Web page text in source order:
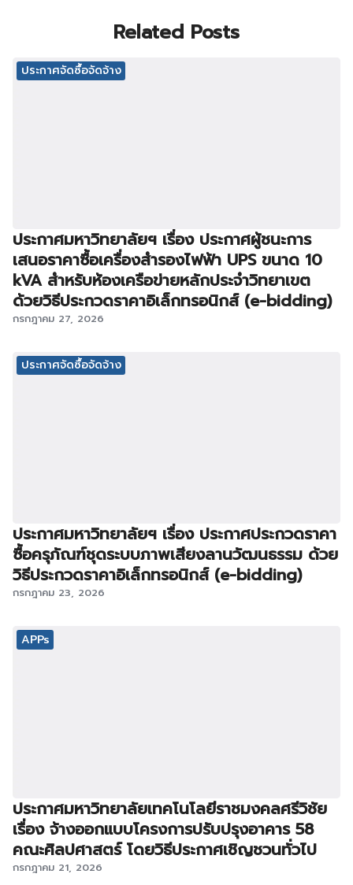
Related Posts
ประกาศจัดซื้อจัดจ้าง
ประกาศมหาวิทยาลัยฯ เรื่อง ประกาศผู้ชนะการ
เสนอราคาซื้อเครื่องสำรองไฟฟ้า UPS ขนาด 10
kVA สำหรับห้องเครือข่ายหลักประจำวิทยาเขต
ด้วยวิธีประกวดราคาอิเล็กทรอนิกส์ (e-bidding)
กรกฎาคม 27, 2026
ประกาศจัดซื้อจัดจ้าง
ประกาศมหาวิทยาลัยฯ เรื่อง ประกาศประกวดราคา
ซื้อครุภัณฑ์ชุดระบบภาพเสียงลานวัฒนธรรม ด้วย
วิธีประกวดราคาอิเล็กทรอนิกส์ (e-bidding)
กรกฎาคม 23, 2026
APPs
ประกาศมหาวิทยาลัยเทคโนโลยีราชมงคลศรีวิชัย
เรื่อง จ้างออกแบบโครงการปรับปรุงอาคาร 58
คณะศิลปศาสตร์ โดยวิธีประกาศเชิญชวนทั่วไป
กรกฎาคม 21, 2026